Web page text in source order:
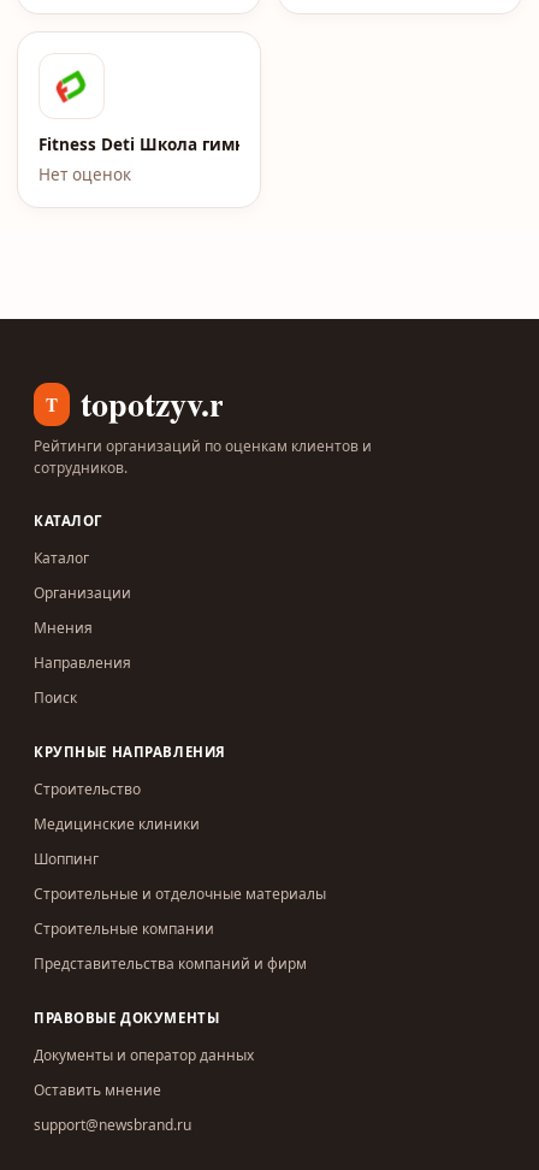
Fitness Deti Школа гимнастики и акробатики
Нет оценок
T topotzyv.ru
Рейтинги организаций по оценкам клиентов и
сотрудников.
КАТАЛОГ
Каталог
Организации
Мнения
Направления
Поиск
КРУПНЫЕ НАПРАВЛЕНИЯ
Строительство
Медицинские клиники
Шоппинг
Строительные и отделочные материалы
Строительные компании
Представительства компаний и фирм
ПРАВОВЫЕ ДОКУМЕНТЫ
Документы и оператор данных
Оставить мнение
support@newsbrand.ru